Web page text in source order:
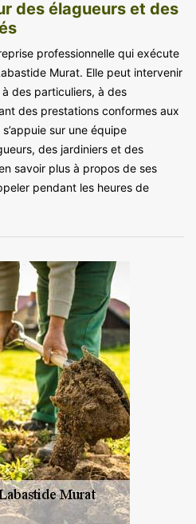
des élagueurs et des
professionnelle qui exécute
Murat. Elle peut intervenir
des particuliers, à des
des prestations conformes aux
sur une équipe
des jardiniers et des
savoir plus à propos de ses
pendant les heures de